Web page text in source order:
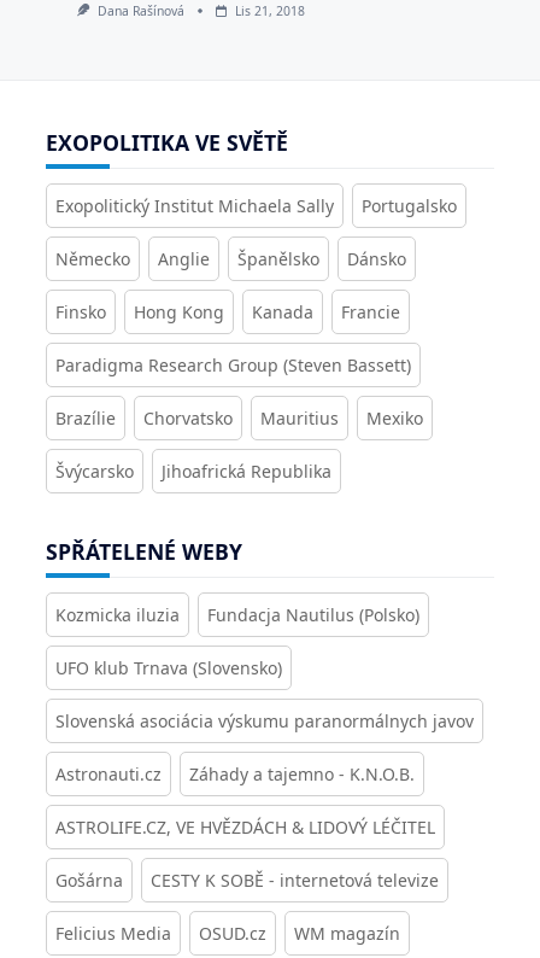
Dana Rašínová Lis 21, 2018
EXOPOLITIKA VE SVĚTĚ
Exopolitický Institut Michaela Sally Portugalsko
Německo Anglie Španělsko Dánsko
Finsko Hong Kong Kanada Francie
Paradigma Research Group (Steven Bassett)
Brazílie Chorvatsko Mauritius Mexiko
Švýcarsko Jihoafrická Republika
SPŘÁTELENÉ WEBY
Kozmicka iluzia Fundacja Nautilus (Polsko)
UFO klub Trnava (Slovensko)
Slovenská asociácia výskumu paranormálnych javov
Astronauti.cz Záhady a tajemno - K.N.O.B.
ASTROLIFE.CZ, VE HVĚZDÁCH & LIDOVÝ LÉČITEL
Gošárna CESTY K SOBĚ - internetová televize
Felicius Media OSUD.cz WM magazín